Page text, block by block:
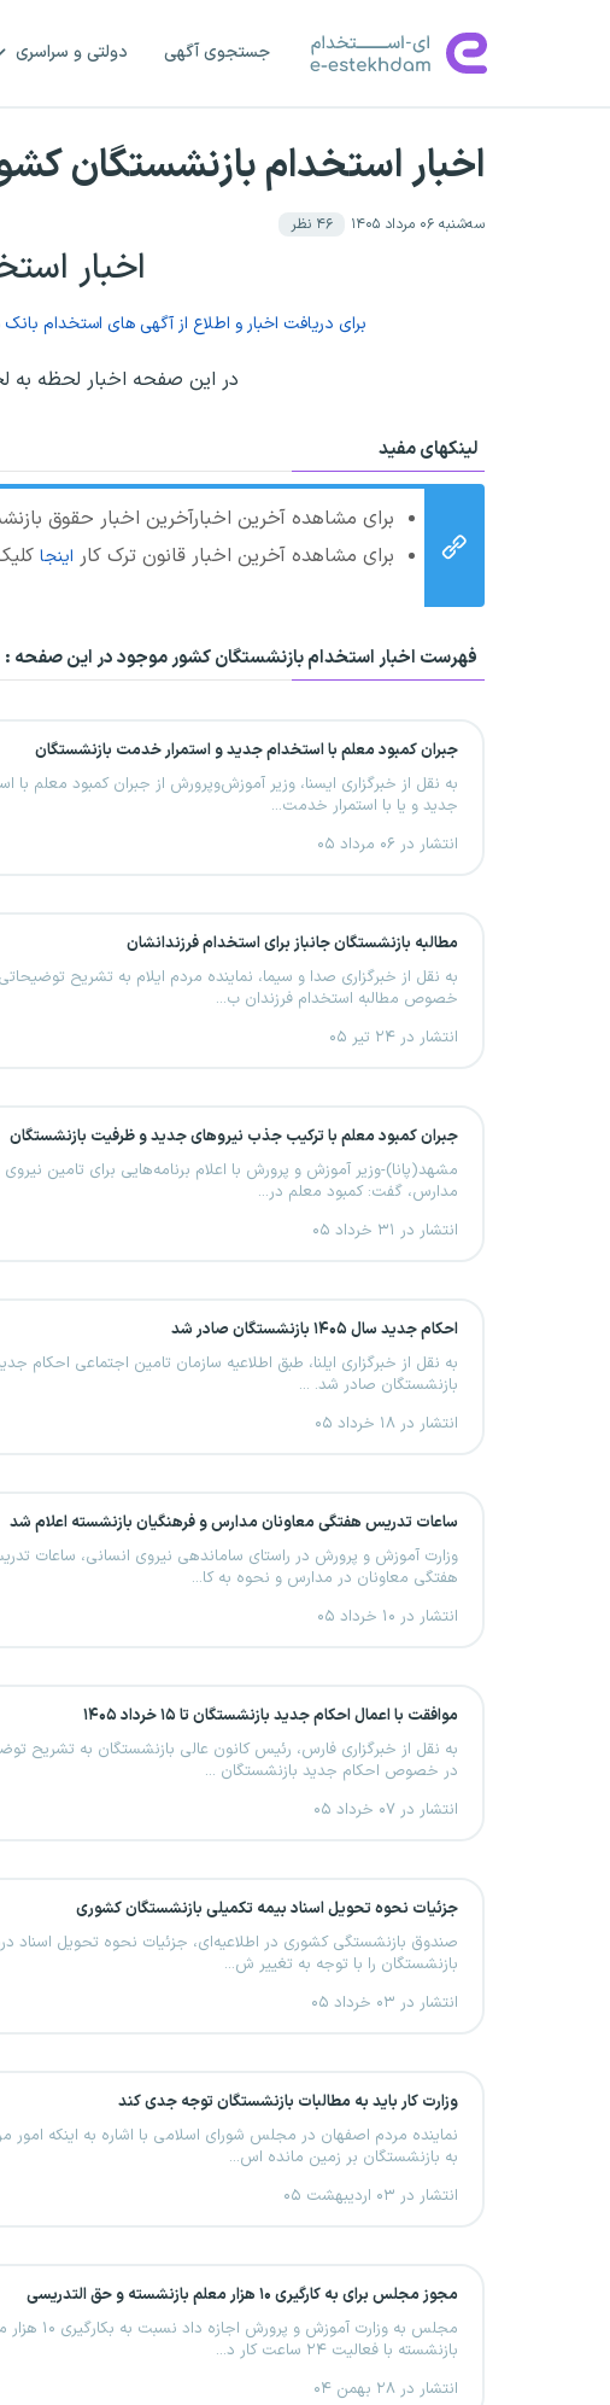
جستجوی آگهی دولتی و سراسری
اخبار استخدام بازنشستگان
سه‌شنبه ۰۶ مرداد ۱۴۰۵ ۴۶ نظر
اخبار
برای دریافت اخبار و اطلاع از آگهی های استخدام
در این صفحه اخبار لحظه به
لینکهای مفید
برای مشاهده آخرین اخبارآخرین اخبار حقوق
برای مشاهده آخرین اخبار قانون ترک کار اینجا
فهرست اخبار استخدام بازنشستگان کشور موجود در این صفحه :
جبران کمبود معلم با استخدام جدید و استمرار خدمت بازنشستگان
به نقل از خبرگزاری ایسنا، وزیر آموزش‌وپرورش از جبران کمبود معلم با
جدید و یا با استمرار خدمت...
انتشار در ۰۶ مرداد ۰۵
مطالبه بازنشستگان جانباز برای استخدام فرزندانشان
به نقل از خبرگزاری صدا و سیما، نماینده مردم ایلام به تشریح
خصوص مطالبه استخدام فرزندان ب...
انتشار در ۲۴ تیر ۰۵
جبران کمبود معلم با ترکیب جذب نیروهای جدید و ظرفیت بازنشستگان
مشهد(پانا)-وزیر آموزش و پرورش با اعلام برنامه‌هایی برای تامین نیروی
مدارس، گفت: کمبود معلم در...
انتشار در ۳۱ خرداد ۰۵
احکام جدید سال ۱۴۰۵ بازنشستگان صادر شد
به نقل از خبرگزاری ایلنا، طبق اطلاعیه سازمان تامین اجتماعی احکام
بازنشستگان صادر شد. ...
انتشار در ۱۸ خرداد ۰۵
ساعات تدریس هفتگی معاونان مدارس و فرهنگیان بازنشسته اعلام شد
وزارت آموزش و پرورش در راستای ساماندهی نیروی انسانی، ساعات
هفتگی معاونان در مدارس و نحوه به کا...
انتشار در ۱۰ خرداد ۰۵
موافقت با اعمال احکام جدید بازنشستگان تا ۱۵ خرداد ۱۴۰۵
به نقل از خبرگزاری فارس، رئیس کانون عالی بازنشستگان به تشریح
در خصوص احکام جدید بازنشستگان ...
انتشار در ۰۷ خرداد ۰۵
جزئیات نحوه تحویل اسناد بیمه تکمیلی بازنشستگان کشوری
صندوق بازنشستگی کشوری در اطلاعیه‌ای، جزئیات نحوه تحویل اسناد
بازنشستگان را با توجه به تغییر ش...
انتشار در ۰۳ خرداد ۰۵
وزارت کار باید به مطالبات بازنشستگان توجه جدی کند
نماینده مردم اصفهان در مجلس شورای اسلامی با اشاره به اینکه امور
به بازنشستگان بر زمین مانده اس...
انتشار در ۰۳ اردیبهشت ۰۵
مجوز مجلس برای به کارگیری ۱۰ هزار معلم بازنشسته و حق التدریسی
مجلس به وزارت آموزش و پرورش اجازه
بازنشسته با فعالیت ۲۴ ساعت کار د...
انتشار در ۲۸ بهمن ۰۴